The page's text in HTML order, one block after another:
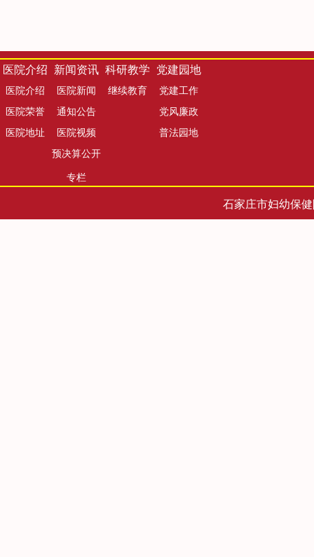
医院介绍
医院介绍
医院荣誉
医院地址
新闻资讯
医院新闻
通知公告
医院视频
预决算公开
专栏
科研教学
继续教育
党建园地
党建工作
党风廉政
普法园地
石家庄市妇幼保